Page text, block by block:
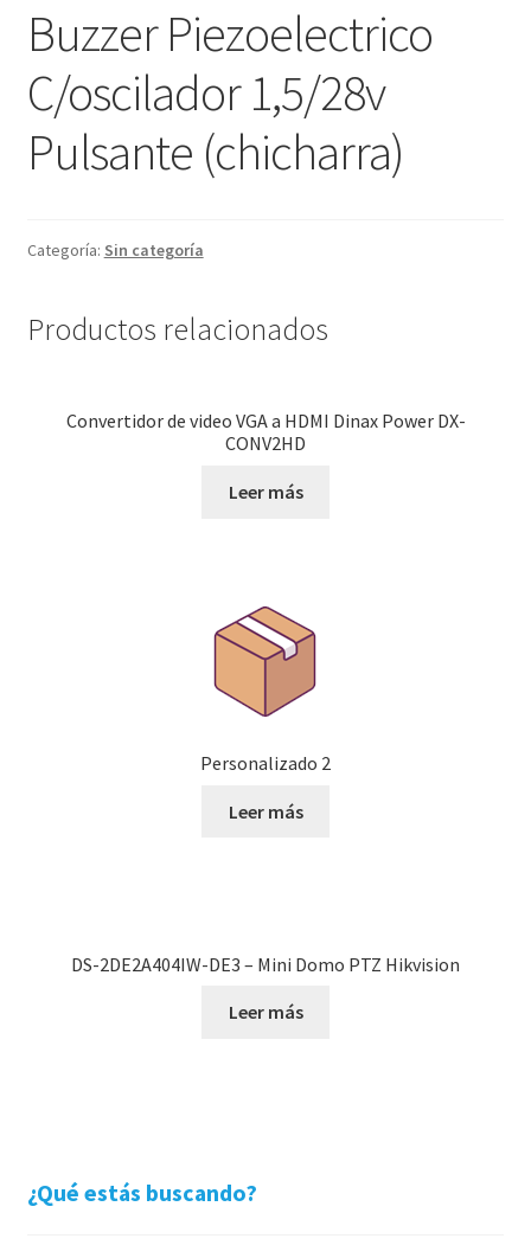
Buzzer Piezoelectrico
C/oscilador 1,5/28v
Pulsante (chicharra)
Categoría: Sin categoría
Productos relacionados
Convertidor de video VGA a HDMI Dinax Power DX-
CONV2HD
Leer más
Personalizado 2
Leer más
DS-2DE2A404IW-DE3 – Mini Domo PTZ Hikvision
Leer más
¿Qué estás buscando?